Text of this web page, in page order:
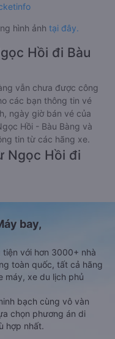
hình ảnh tại đây.
Hồi đi Bàu
vẫn chưa được công
các bạn thông tin vé
ngày giờ bán vé của
Hồi - Bàu Bàng và
tin từ các hãng xe.
Ngọc Hồi đi
bay,
với hơn 3000+ nhà
toàn quốc, tất cả hãng
máy, xe du lịch phủ
bạch cùng vô vàn
chọn phương án di
hợp nhất.